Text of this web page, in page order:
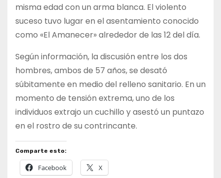
misma edad con un arma blanca. El violento
suceso tuvo lugar en el asentamiento conocido
como «El Amanecer» alrededor de las 12 del día.
Según información, la discusión entre los dos
hombres, ambos de 57 años, se desató
súbitamente en medio del relleno sanitario. En un
momento de tensión extrema, uno de los
individuos extrajo un cuchillo y asestó un puntazo
en el rostro de su contrincante.
Comparte esto:
Facebook X